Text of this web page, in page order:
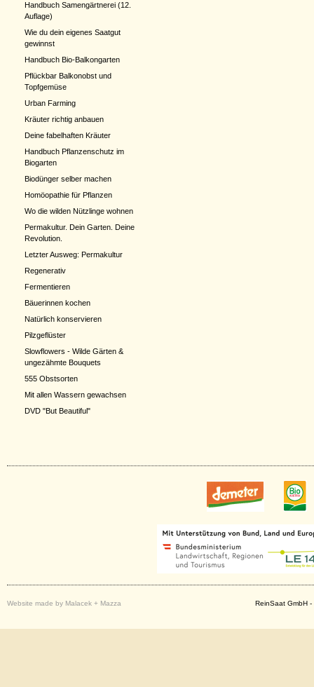
Handbuch Samengärtnerei (12.
Auflage)
Wie du dein eigenes Saatgut
gewinnst
Handbuch Bio-Balkongarten
Pflückbar Balkonobst und
Topfgemüse
Urban Farming
Kräuter richtig anbauen
Deine fabelhaften Kräuter
Handbuch Pflanzenschutz im
Biogarten
Biodünger selber machen
Homöopathie für Pflanzen
Wo die wilden Nützlinge wohnen
Permakultur. Dein Garten. Deine
Revolution.
Letzter Ausweg: Permakultur
Regenerativ
Fermentieren
Bäuerinnen kochen
Natürlich konservieren
Pilzgeflüster
Slowflowers - Wilde Gärten &
ungezähmte Bouquets
555 Obstsorten
Mit allen Wassern gewachsen
DVD "But Beautiful"
Website made by Malacek + Mazza ReinSaat GmbH